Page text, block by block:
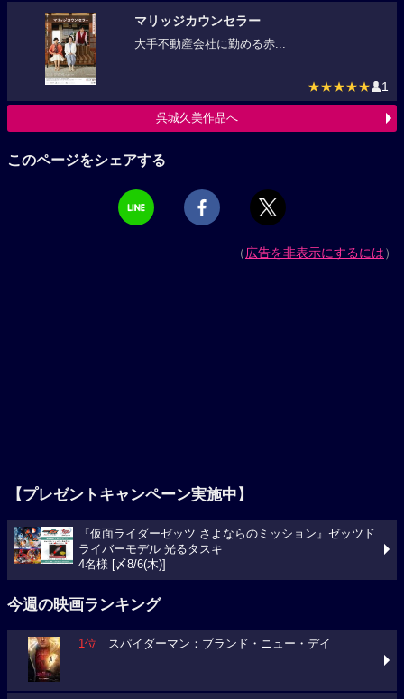
マリッジカウンセラー
大手不動産会社に勤める赤...
★★★★★ 1
呉城久美作品へ
このページをシェアする
（広告を非表示にするには）
【プレゼントキャンペーン実施中】
『仮面ライダーゼッツ さよならのミッション』ゼッツド
ライバーモデル 光るタスキ
4名様 [〆8/6(木)]
今週の映画ランキング
1位 スパイダーマン：ブランド・ニュー・デイ